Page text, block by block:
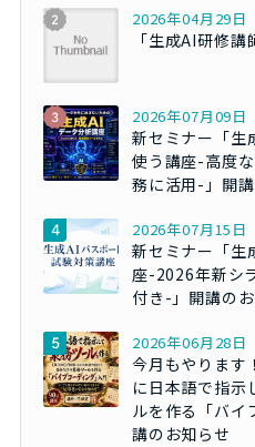
2026年04月29日
「生成AI研修
2026年07月09日
新セミナー「生
使う講座-高度
務に活用-」開
2026年07月15日
新セミナー「生
座-2026年新シ
付き-」開講の
2026年06月28日
今月もやります
に日本語で指示
ルを作る「バイ
講のお知らせ